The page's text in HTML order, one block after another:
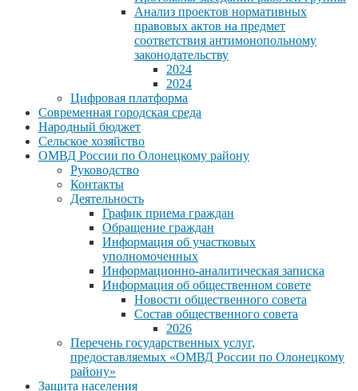
Анализ проектов нормативных
правовых актов на предмет
соответствия антимонопольному
законодательству
2024
2024
Цифровая платформа
Современная городская среда
Народный бюджет
Сельское хозяйство
ОМВД России по Олонецкому району
Руководство
Контакты
Деятельность
График приема граждан
Обращение граждан
Информация об участковых
уполномоченных
Информационно-аналитическая записка
Информация об общественном совете
Новости общественного совета
Состав общественного совета
2026
Перечень государственных услуг,
предоставляемых «ОМВД России по Олонецкому
району»
Защита населения